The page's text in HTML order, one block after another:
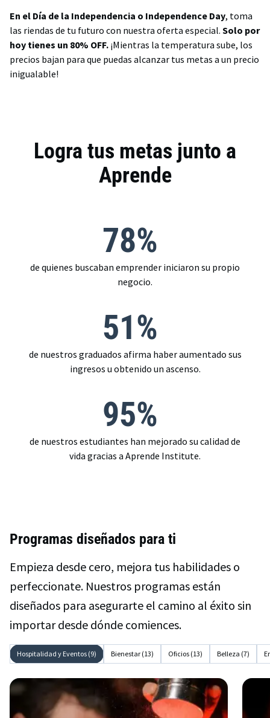
En el Día de la Independencia o Independence Day, toma
las riendas de tu futuro con nuestra oferta especial. Solo por
hoy tienes un 80% OFF. ¡Mientras la temperatura sube, los
precios bajan para que puedas alcanzar tus metas a un precio
inigualable!
Logra tus metas junto a
Aprende
78%
de quienes buscaban emprender iniciaron su propio
negocio.
51%
de nuestros graduados afirma haber aumentado sus
ingresos u obtenido un ascenso.
95%
de nuestros estudiantes han mejorado su calidad de
vida gracias a Aprende Institute.
Programas diseñados para ti
Empieza desde cero, mejora tus habilidades o
perfeccionate. Nuestros programas están
diseñados para asegurarte el camino al éxito sin
importar desde dónde comiences.
Hospitalidad y Eventos (9) Bienestar (13) Oficios (13) Belleza (7)